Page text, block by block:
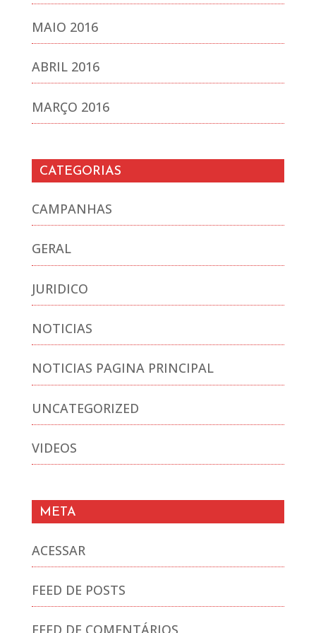
MAIO 2016
ABRIL 2016
MARÇO 2016
CATEGORIAS
CAMPANHAS
GERAL
JURIDICO
NOTICIAS
NOTICIAS PAGINA PRINCIPAL
UNCATEGORIZED
VIDEOS
META
ACESSAR
FEED DE POSTS
FEED DE COMENTÁRIOS